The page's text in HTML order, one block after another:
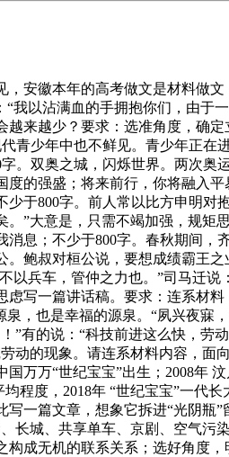
徽本年的高考做文是材料做文
我以沾满血的手拥抱你们，由
来越少？要求：选准角度，确
青少年中也不鲜见。青少年正
。双奥之城，闪烁世界。两次
的强盛；将来前行，你将融入
于800字。前人常以比方申明
”大意是，只需不竭加强，规
息；不少于800字。春秋期间
鲍叔对桓公说，要想成绩霸王
以兵车，管仲之力也。”司马迁
写一篇讲话稿。要求：连系材
，也是幸福的源泉。“夙兴夜
”有的说：“科技前进这么快，
动的现象。请连系材料内容，
万万“世纪宝宝”出生；2008年
程度，2018年 “世纪宝宝”一代
一篇文章，想象它拆进“光阴瓶
长城、共享单车、京剧、空气
成无机的联系关系；选好角度